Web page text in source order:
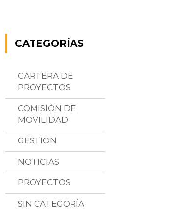
CATEGORÍAS
CARTERA DE
PROYECTOS
COMISIÓN DE
MOVILIDAD
GESTION
NOTICIAS
PROYECTOS
SIN CATEGORÍA